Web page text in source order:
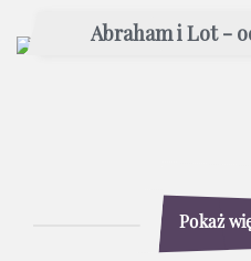
Abraham i Lot -
Pokaż